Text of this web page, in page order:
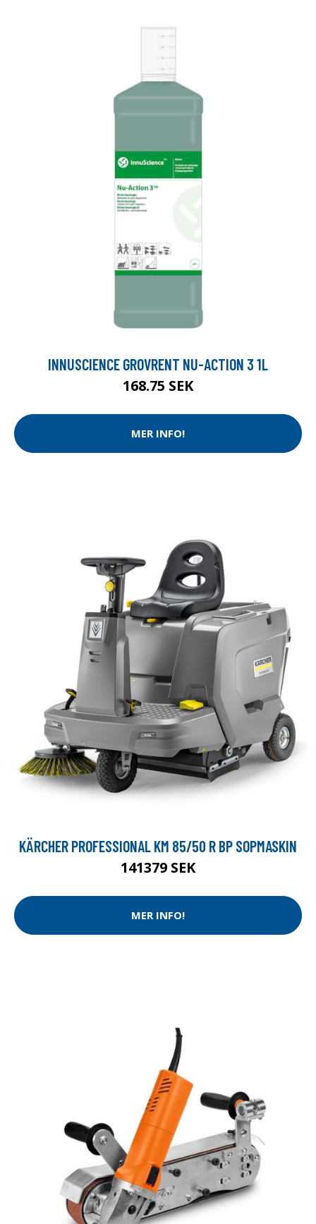
INNUSCIENCE GROVRENT NU-ACTION 3 1L
168.75 SEK
MER INFO!
KÄRCHER PROFESSIONAL KM 85/50 R BP SOPMASKIN
141379 SEK
MER INFO!